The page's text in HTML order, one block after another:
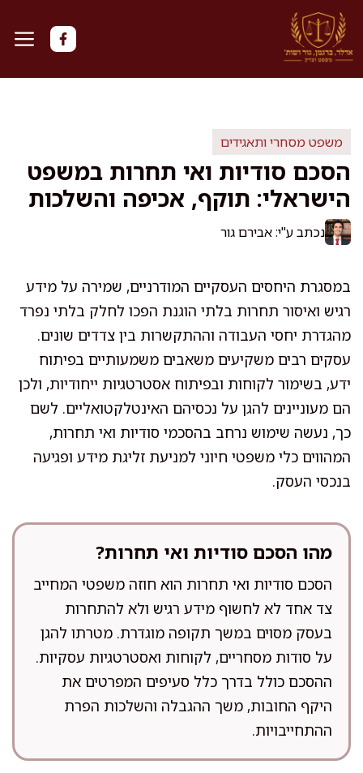
לדלג
לתוכן
משפט מסחרי ותאגידים
הסכם סודיות ואי תחרות במשפט
הישראלי: תוקף, אכיפה והשלכות
נכתב ע"י: אבירם גור
במסגרת היחסים העסקיים המודרניים, שמירה על מידע
רגיש ואיסור תחרות בלתי הוגנת הפכו לחלק בלתי נפרד
מהגדרת יחסי העבודה וההתקשרות בין צדדים שונים.
עסקים רבים משקיעים משאבים משמעותיים בפיתוח
ידע, בשימור לקוחות ובפיתוח אסטרטגיות ייחודיות, ולכן
הם מעוניינים להגן על נכסיהם האינטלקטואליים. לשם
כך, נעשה שימוש נרחב בהסכמי סודיות ואי תחרות,
המהווים כלי משפטי חיוני למניעת זליגת מידע ופגיעה
בנכסי העסק.
מהו הסכם סודיות ואי תחרות?
הסכם סודיות ואי תחרות הוא חוזה משפטי המחייב
צד אחד לא לחשוף מידע רגיש ולא להתחרות
בעסק מסוים במשך תקופה מוגדרת. מטרתו להגן
על סודות מסחריים, לקוחות ואסטרטגיות עסקיות.
ההסכם כולל בדרך כלל סעיפים המפרטים את
היקף החובות, משך ההגבלה והשלכות הפרת
ההתחייבויות.